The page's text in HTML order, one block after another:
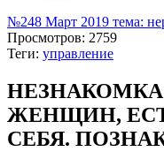
№248 Март 2019 тема:
Просмотров: 2759
Теги: управление
ЖЕНЩИН,
СЕБЯ.